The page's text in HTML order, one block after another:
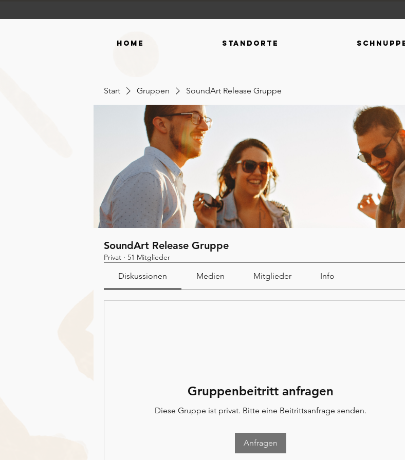
Home Standorte
Start Gruppen SoundArt Release Gruppe
SoundArt Release Gruppe
Privat · 51 Mitglieder
Diskussionen Medien Mitglieder Info
Gruppenbeitritt anfragen
Diese Gruppe ist privat. Bitte eine Beitrittsanfrage senden.
Anfragen